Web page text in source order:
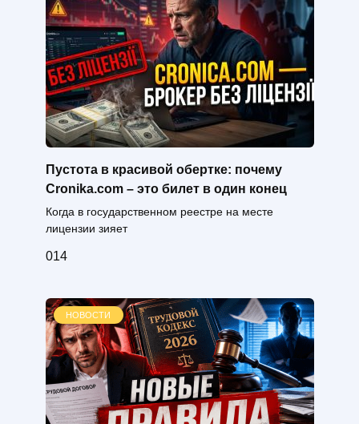
Пустота в красивой обертке: почему
Cronika.com – это билет в один конец
Когда в государственном реестре на месте
лицензии зияет
014
НОВОСТИ